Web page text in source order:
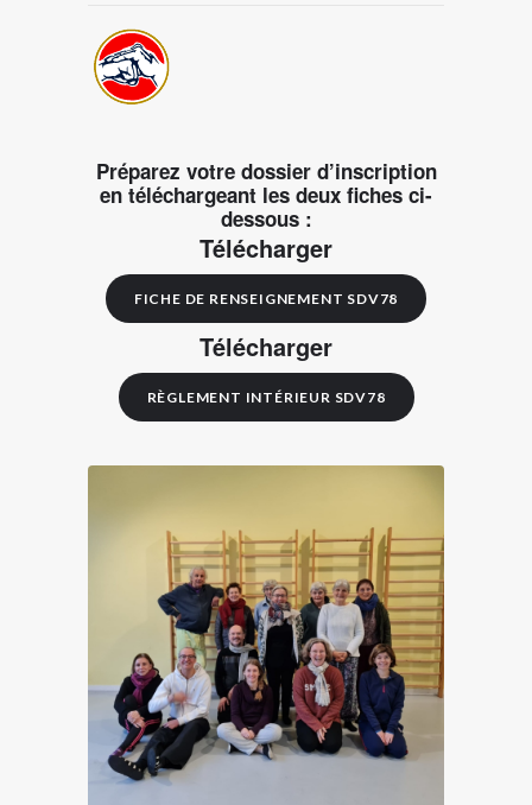
Préparez votre dossier d’inscription
en téléchargeant les deux fiches ci-
dessous :
Télécharger
FICHE DE RENSEIGNEMENT SDV78
Télécharger
RÈGLEMENT INTÉRIEUR SDV78